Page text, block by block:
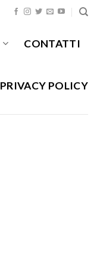
CONTATTI
PRIVACY POLICY